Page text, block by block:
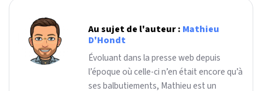
Au sujet de l'auteur : Mathieu
D'Hondt
Évoluant dans la presse web depuis
l’époque où celle-ci n’en était encore qu’à
ses balbutiements, Mathieu est un